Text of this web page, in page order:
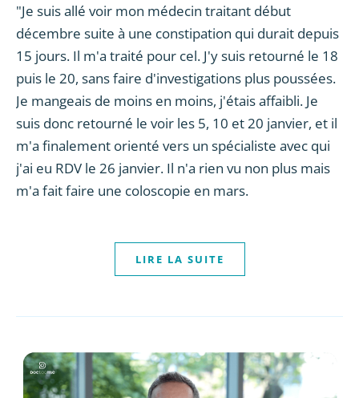
"Je suis allé voir mon médecin traitant début
décembre suite à une constipation qui durait depuis
15 jours. Il m'a traité pour cel. J'y suis retourné le 18
puis le 20, sans faire d'investigations plus poussées.
Je mangeais de moins en moins, j'étais affaibli. Je
suis donc retourné le voir les 5, 10 et 20 janvier, et il
m'a finalement orienté vers un spécialiste avec qui
j'ai eu RDV le 26 janvier. Il n'a rien vu non plus mais
m'a fait faire une coloscopie en mars.
LIRE LA SUITE